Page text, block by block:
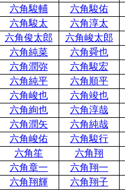
六角駿輔
六角駿佑
六角駿太
六角淳太
六角俊太郎
六角峻太郎
六角純菜
六角舜也
六角潤弥
六角駿宏
六角純平
六角順平
六角峻也
六角竣也
六角絢也
六角淳哉
六角潤矢
六角純哉
六角峻佑
六角駿行
六角笙
六角翔
六角章一
六角翔一
六角翔輝
六角翔子